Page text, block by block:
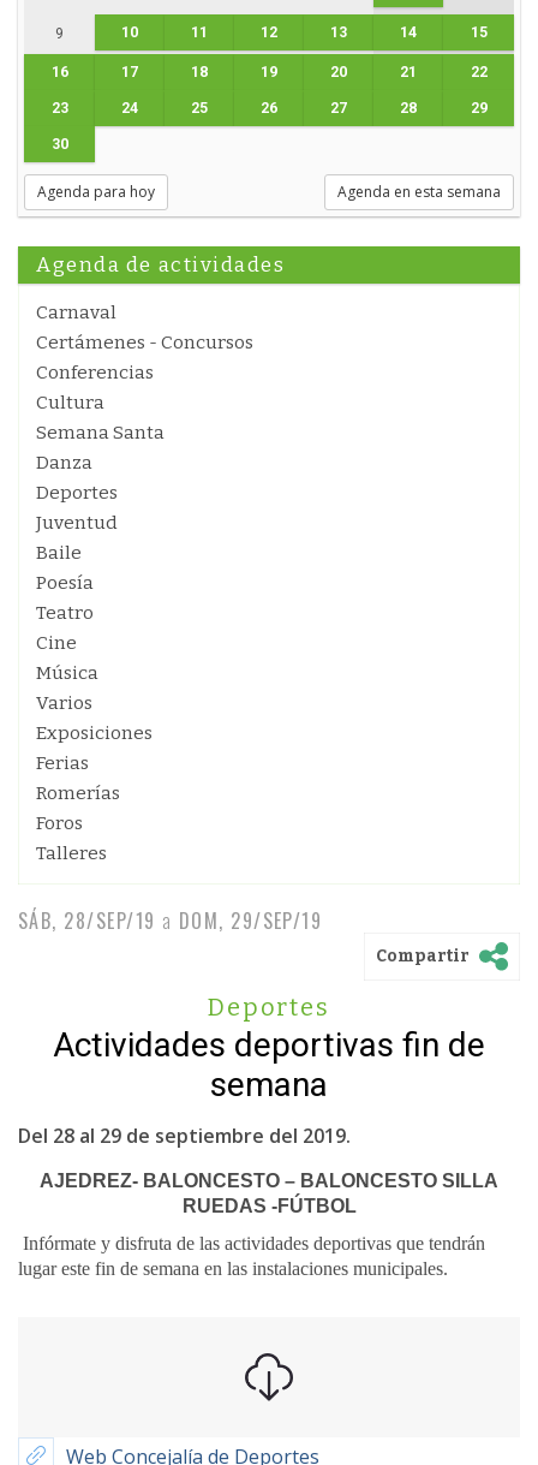
9 10 11 12 13 14 15
16 17 18 19 20 21 22
23 24 25 26 27 28 29
30
Agenda para hoy Agenda en esta semana
Agenda de actividades
Carnaval
Certámenes - Concursos
Conferencias
Cultura
Semana Santa
Danza
Deportes
Juventud
Baile
Poesía
Teatro
Cine
Música
Varios
Exposiciones
Ferias
Romerías
Foros
Talleres
SÁB, 28/SEP/19 a DOM, 29/SEP/19
Compartir
Deportes
Actividades deportivas fin de
semana
Del 28 al 29 de septiembre del 2019.
AJEDREZ- BALONCESTO – BALONCESTO SILLA
RUEDAS -FÚTBOL
Infórmate y disfruta de las actividades deportivas que tendrán
lugar este fin de semana en las instalaciones municipales.
Web Concejalía de Deportes